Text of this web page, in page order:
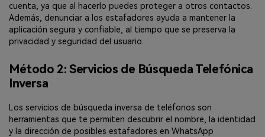
cuenta, ya que al hacerlo puedes proteger a otros contactos.
Además, denunciar a los estafadores ayuda a mantener la
aplicación segura y confiable, al tiempo que se preserva la
privacidad y seguridad del usuario.
Método 2: Servicios de Búsqueda Telefónica
Inversa
Los servicios de búsqueda inversa de teléfonos son
herramientas que te permiten descubrir el nombre, la identidad
y la dirección de posibles estafadores en WhatsApp